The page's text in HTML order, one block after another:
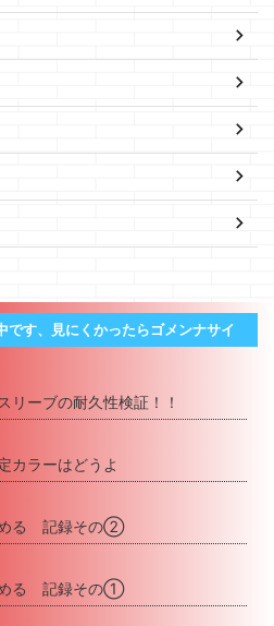
です、見にくかったらゴメンナサイ
リーブの耐久性検証！！
カラーはどうよ
める 記録その②
める 記録その①